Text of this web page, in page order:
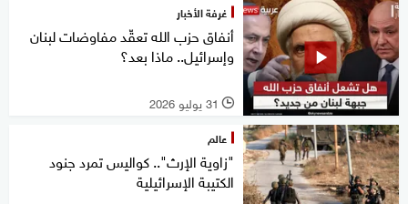
غرفة الأخبار
أنفاق حزب الله تعقّد مفاوضات لبنان
وإسرائيل.. ماذا بعد؟
l 31 يوليو 2026
عالم
"زاوية الإرث".. كواليس تمرد جنود
الكتيبة الإسرائيلية